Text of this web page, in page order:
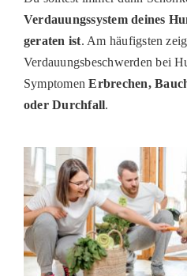
PATENSCHAFTEN
RATGEBER
Verdauungssystem deines
geraten ist. Am häufigsten
Verdauungsbeschwerden bei
SymptomenErbrechen,
oder Durchfall.